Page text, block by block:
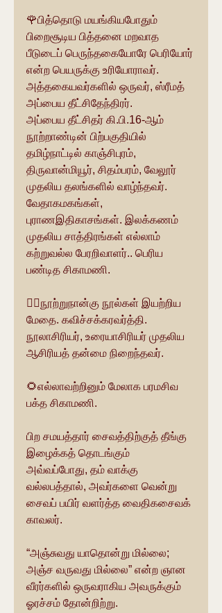
🌹பித்தொடு மயங்கியபோதும்
பிறைசூடிய பித்தனை மறவாத
பீடுடைப் பெருந்தகையோரே பெரியோர்
என்ற பெயருக்கு உரியோராவர்.
அத்தகையவர்களில் ஒருவர், ஸ்ரீமத்
அப்பைய தீட்சிதேந்திரர்.
அப்பைய தீட்சிதர் கி.பி.16-ஆம்
நூற்றாண்டின் பிற்பகுதியில்
தமிழ்நாட்டில் காஞ்சிபுரம்,
திருவான்மியூர், சிதம்பரம், வேலூர்
முதலிய தலங்களில் வாழ்ந்தவர்.
வேதாகமகங்கள்,
புராணஇதிகாசங்கள். இலக்கணம்
முதலிய சாத்திரங்கள் எல்லாம்
கற்றுவல்ல பேரறிவாளர்.. பெரிய
பண்டித சிகாமணி.
👉🏽நூற்றுநான்கு நூல்கள் இயற்றிய
மேதை. கவிச்சக்கரவர்த்தி.
நூலாசிரியர், உரையாசிரியர் முதலிய
ஆசிரியத் தன்மை நிறைந்தவர்.
🌻எல்லாவற்றினும் மேலாக பரமசிவ
பக்த சிகாமணி.
பிற சமயத்தார் சைவத்திற்குத் தீங்கு
இழைக்கத் தொடங்கும்
அவ்வப்போது, தம் வாக்கு
வல்லபத்தால், அவர்களை வென்று
சைவப் பயிர் வளர்த்த வைதிகசைவக்
காவலர்.
“அஞ்சுவது யாதொன்று மில்லை;
அஞ்ச வருவது மில்லை” என்ற ஞான
வீரர்களில் ஒருவராகிய அவருக்கும்
ஓரச்சம் தோன்றிற்று.